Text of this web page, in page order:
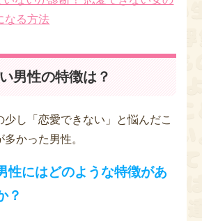
なる方法
男性の特徴は？
少し「恋愛できない」と悩んだこ
かった男性。
性にはどのような特徴があ
？